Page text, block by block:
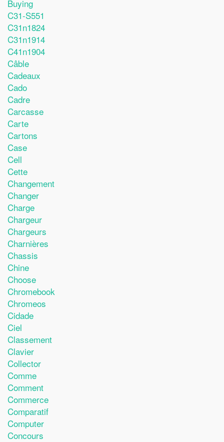
Buying
C31-S551
C31n1824
C31n1914
C41n1904
Câble
Cadeaux
Cado
Cadre
Carcasse
Carte
Cartons
Case
Cell
Cette
Changement
Changer
Charge
Chargeur
Chargeurs
Charnières
Chassis
Chine
Choose
Chromebook
Chromeos
Cidade
Ciel
Classement
Clavier
Collector
Comme
Comment
Commerce
Comparatif
Computer
Concours